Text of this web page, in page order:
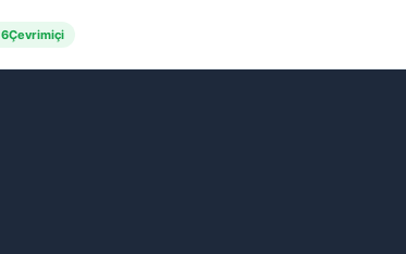
6Çevrimiçi